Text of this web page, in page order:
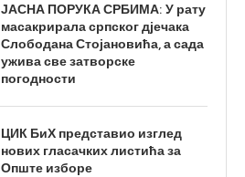
ЈАСНА ПОРУКА СРБИМА: У рату
масакрирала српског дјечака
Слободана Стојановића, а сада
ужива све затворске
погодности
ЦИК БиХ представио изглед
нових гласачких листића за
Опште изборе